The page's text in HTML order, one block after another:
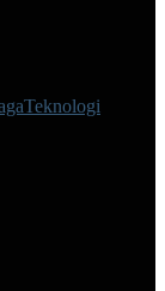
Teknologi